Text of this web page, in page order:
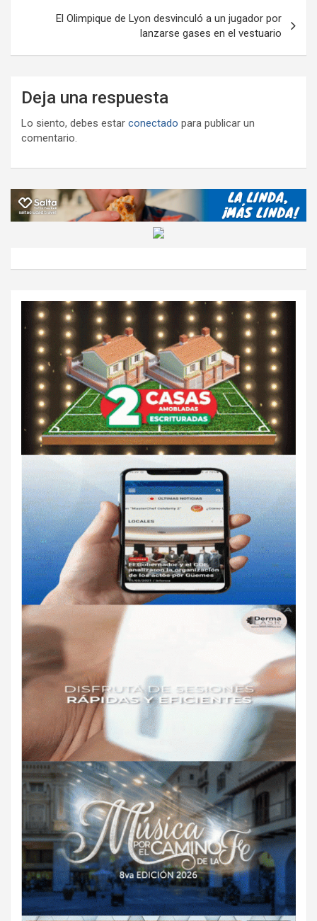
El Olimpique de Lyon desvinculó a un jugador por
lanzarse gases en el vestuario
Deja una respuesta
Lo siento, debes estar conectado para publicar un
comentario.